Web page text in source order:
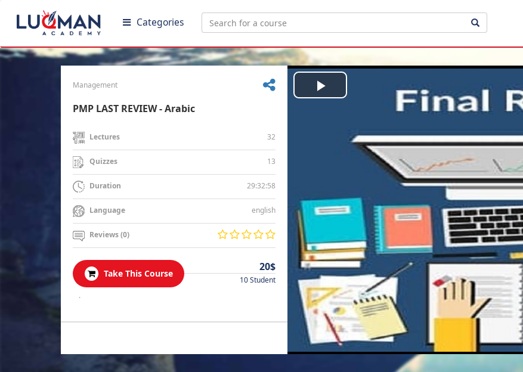
Categories
Management
PMP LAST REVIEW - Arabic
Lectures 32
Quizzes 13
Duration 29:32:58
Language english
Reviews (0)
Take This Course
20$
10 Student
.
Play